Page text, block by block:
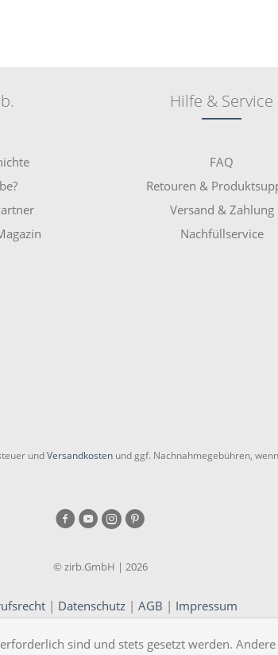
Hilfe & Service
FAQ
Retouren &
Versand & Zahlung
Nachfüllservice
undVersandkosten und ggf. Nachnahmegebühren,
© zirb.GmbH | 2026
| Datenschutz| AGB | Impressum
sind und stets gesetzt werden. Andere